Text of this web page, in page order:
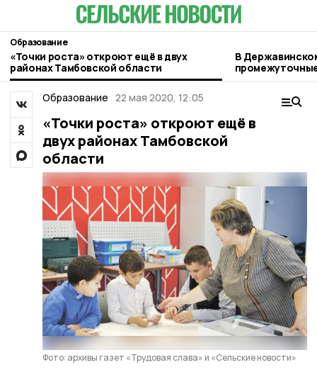
Образование
«Точки роста» откроют ещё в двух
районах Тамбовской области
В
кампании
Образование 22 мая 2020, 12:05
«Точки роста» откроют ещё в
двух районах Тамбовской
области
Фото: архивы газет «Трудовая слава» и «Сельские новости»